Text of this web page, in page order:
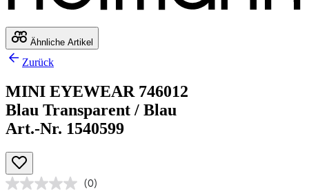
Ähnliche Artikel
Zurück
MINI EYEWEAR 746012
Blau Transparent / Blau
Art.-Nr. 1540599
(0)